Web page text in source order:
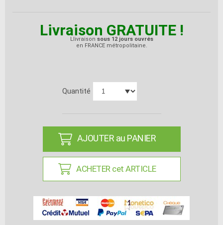
Livraison GRATUITE !
Llivraison sous 12 jours ouvrés
en FRANCE métropolitaine.
Quantité
AJOUTER au PANIER
ACHETER cet ARTICLE